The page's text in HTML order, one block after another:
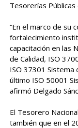
Tesorerías Públicas
“En el marco de su
fortalecimiento
capacitación en las
de Calidad, ISO
ISO 37301 Sistema
último ISO 50001
afirmó Delgado
El Tesorero
también que en el